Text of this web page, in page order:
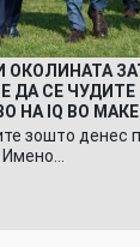
ОКОЛИНАТА
ДА СЕ
НА IQ ВО
зошто денес